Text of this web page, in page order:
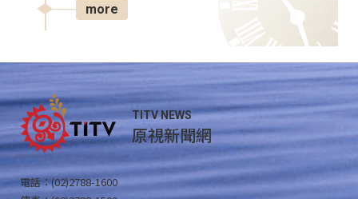
more
TITV NEWS
原視新聞網
電話：(02)2788-1600